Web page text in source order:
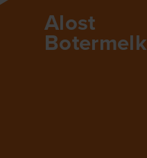
Alost
Botermelk